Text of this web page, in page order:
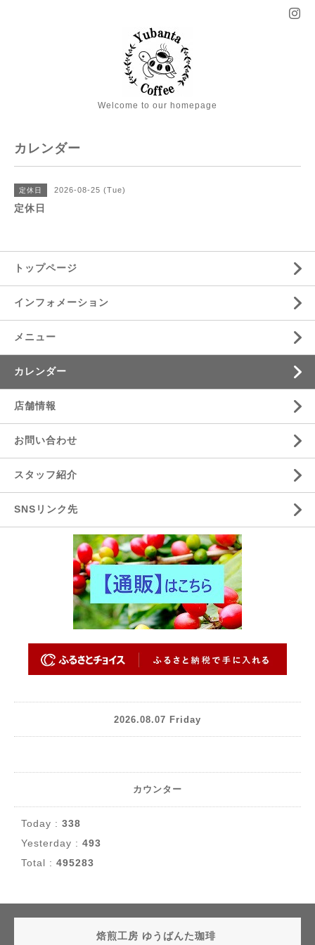
Welcome to our homepage
カレンダー
定休日 2026-08-25 (Tue)
定休日
トップページ
インフォメーション
メニュー
カレンダー
店舗情報
お問い合わせ
スタッフ紹介
SNSリンク先
2026.08.07 Friday
カウンター
Today : 338
Yesterday : 493
Total : 495283
焙煎工房 ゆうばんた珈琲